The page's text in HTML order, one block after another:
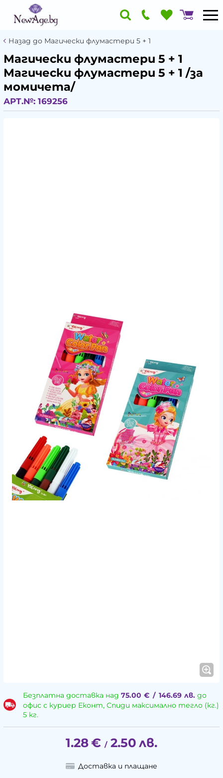
Назад до Магически флумастери 5 + 1
Магически флумастери 5 + 1
Магически флумастери 5 + 1 /за
момичета/
АРТ.№: 169256
Безплатна доставка над 75.00 € / 146.69 лв.до
офис с куриер Еконт, Спиди максимално тегло (кг.)
5 кг.
1.28€ / 2.50 лв.
Доставка и плащане